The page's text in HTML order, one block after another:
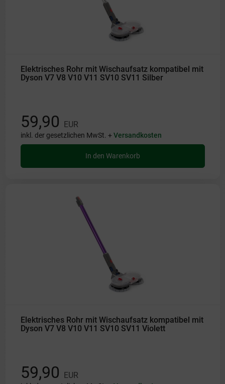
Elektrisches Rohr mit Wischaufsatz kompatibel mit
Dyson V7 V8 V10 V11 SV10 SV11 Silber
59,90 EUR
inkl. der gesetzlichen MwSt. +Versandkosten
In den Warenkorb
Elektrisches Rohr mit Wischaufsatz kompatibel mit
Dyson V7 V8 V10 V11 SV10 SV11 Violett
59,90 EUR